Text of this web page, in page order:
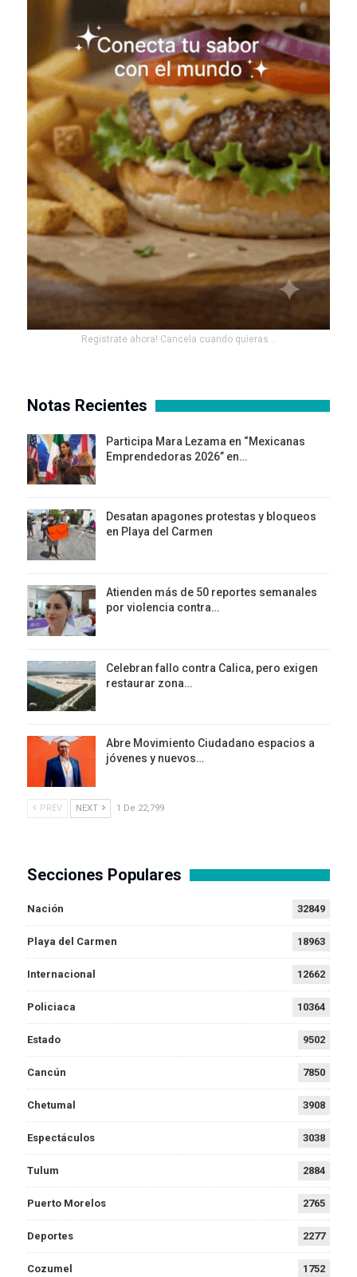
Registrate ahora! Cancela cuando quieras...
Notas Recientes
Participa Mara Lezama en “Mexicanas
Emprendedoras 2026” en…
Desatan apagones protestas y bloqueos
en Playa del Carmen
Atienden más de 50 reportes semanales
por violencia contra…
Celebran fallo contra Calica, pero exigen
restaurar zona…
Abre Movimiento Ciudadano espacios a
jóvenes y nuevos…
PREV NEXT 1 De 22,799
Secciones Populares
Nación 32849
Playa del Carmen 18963
Internacional 12662
Policiaca 10364
Estado 9502
Cancún 7850
Chetumal 3908
Espectáculos 3038
Tulum 2884
Puerto Morelos 2765
Deportes 2277
Cozumel 1752